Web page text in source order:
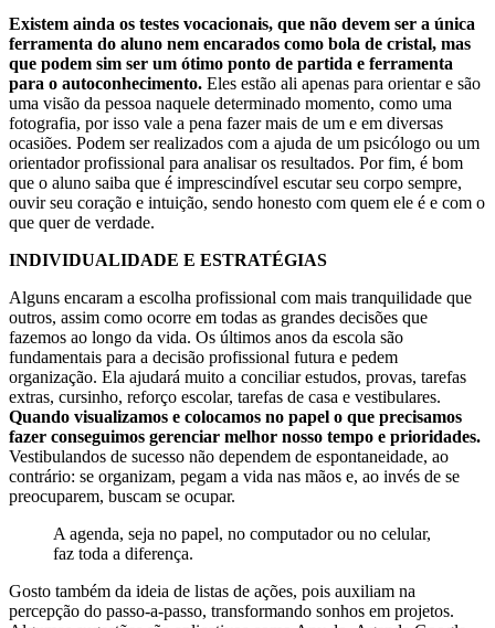
Existem ainda os testes vocacionais, que não devem ser a única
ferramenta do aluno nem encarados como bola de cristal, mas
que podem sim ser um ótimo ponto de partida e ferramenta
para o autoconhecimento. Eles estão ali apenas para orientar e são
uma visão da pessoa naquele determinado momento, como uma
fotografia, por isso vale a pena fazer mais de um e em diversas
ocasiões. Podem ser realizados com a ajuda de um psicólogo ou um
orientador profissional para analisar os resultados. Por fim, é bom
que o aluno saiba que é imprescindível escutar seu corpo sempre,
ouvir seu coração e intuição, sendo honesto com quem ele é e com o
que quer de verdade.
INDIVIDUALIDADE E ESTRATÉGIAS
Alguns encaram a escolha profissional com mais tranquilidade que
outros, assim como ocorre em todas as grandes decisões que
fazemos ao longo da vida. Os últimos anos da escola são
fundamentais para a decisão profissional futura e pedem
organização. Ela ajudará muito a conciliar estudos, provas, tarefas
extras, cursinho, reforço escolar, tarefas de casa e vestibulares.
Quando visualizamos e colocamos no papel o que precisamos
fazer conseguimos gerenciar melhor nosso tempo e prioridades.
Vestibulandos de sucesso não dependem de espontaneidade, ao
contrário: se organizam, pegam a vida nas mãos e, ao invés de se
preocuparem, buscam se ocupar.
A agenda, seja no papel, no computador ou no celular,
faz toda a diferença.
Gosto também da ideia de listas de ações, pois auxiliam na
percepção do passo-a-passo, transformando sonhos em projetos.